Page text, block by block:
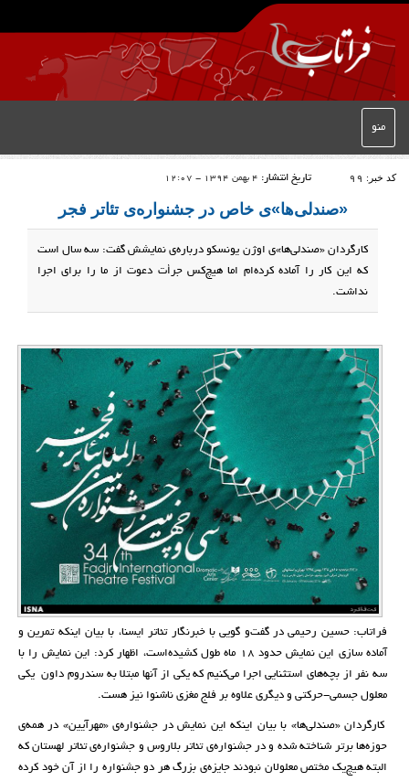
منو
کد خبر: 99 تاریخ انتشار: 4 بهمن 1394 - 12:07
«صندلی‌ها»ی خاص در جشنواره‌ی تئاتر فجر
کارگردان «صندلی‌ها»‌ی اوژن یونسکو درباره‌ی نمایشش گفت: سه سال است
که این کار را آماده کرده‌ام اما هیچ‌کس جرأت دعوت از ما را برای اجرا
نداشت.
فراتاب: حسین رحیمی در گفت‌و گویی با خبرنگار تئاتر ایسنا، با بیان اینکه تمرین و
آماده سازی این نمایش حدود 18 ماه طول کشیده‌است، اظهار کرد: این نمایش را با
سه نفر از بچه‌های استثنایی اجرا می‌کنیم که یکی از آنها مبتلا به سندروم داون یکی
معلول جسمی-حرکتی و دیگری علاوه بر فلج مغزی ناشنوا نیز هست.
کارگردان «صندلی‌ها» با بیان اینکه این نمایش در جشنواره‌ی «مهرآیین» در همه‌ی
حوزه‌ها برتر شناخته شده و در جشنواره‌ی تئاتر بلاروس و جشنواره‌ی تئاتر لهستان که
البته هیچ‌یک مختص معلولان نبودند جایزه‌ی بزرگ هر دو جشنواره را از آن خود کرده